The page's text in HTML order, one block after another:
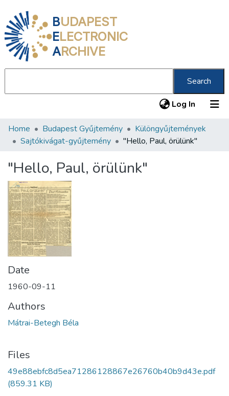
BUDAPEST
ELECTRONIC
ARCHIVE
Search
Log In (current)
Communities & Collections
Statistics
About us
Home Budapest Gyűjtemény
Különgyűjtemények
Sajtókivágat-gyűjtemény
"Hello, Paul, örülünk"
"Hello, Paul, örülünk"
Date
1960-09-11
Authors
Mátrai-Betegh Béla
Files
49e88ebfc8d5ea71286128867e26760b40b9d43e.pdf
(859.31 KB)